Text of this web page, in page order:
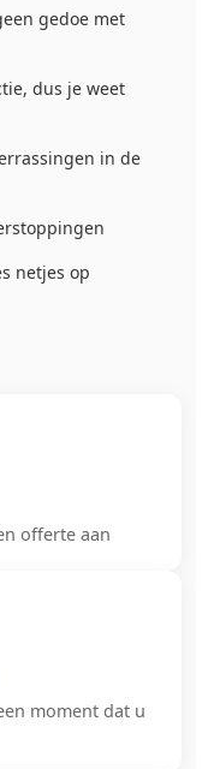
gedoe met
dus je weet
in de
netjes op
offerte aan
moment dat u